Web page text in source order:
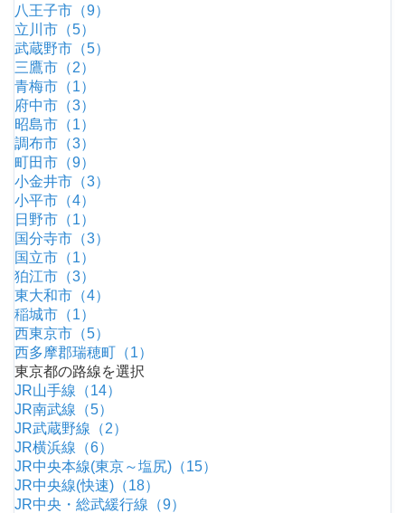
八王子市（9）
立川市（5）
武蔵野市（5）
三鷹市（2）
青梅市（1）
府中市（3）
昭島市（1）
調布市（3）
町田市（9）
小金井市（3）
小平市（4）
日野市（1）
国分寺市（3）
国立市（1）
狛江市（3）
東大和市（4）
稲城市（1）
西東京市（5）
西多摩郡瑞穂町（1）
東京都の路線を選択
JR山手線（14）
JR南武線（5）
JR武蔵野線（2）
JR横浜線（6）
JR中央本線(東京～塩尻)（15）
JR中央線(快速)（18）
JR中央・総武緩行線（9）